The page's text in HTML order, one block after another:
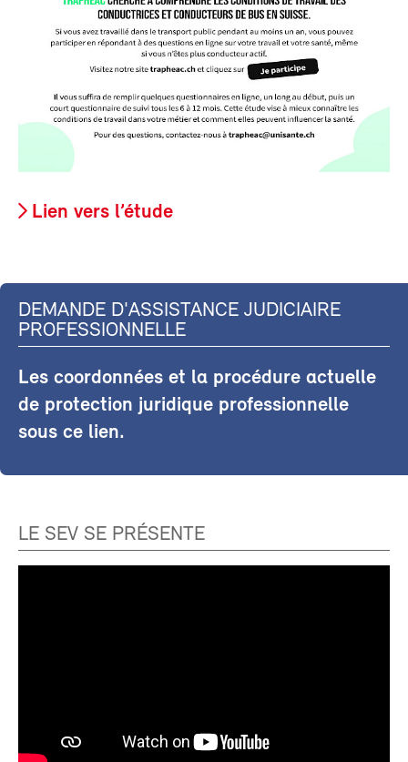
Lien vers l’étude
DEMANDE D'ASSISTANCE JUDICIAIRE
PROFESSIONNELLE
Les coordonnées et la procédure actuelle
de protection juridique professionnelle
sous ce lien.
LE SEV SE PRÉSENTE